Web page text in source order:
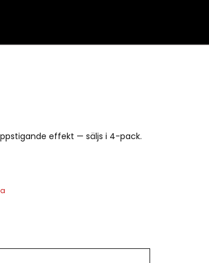
effekt — säljs i 4-pack.